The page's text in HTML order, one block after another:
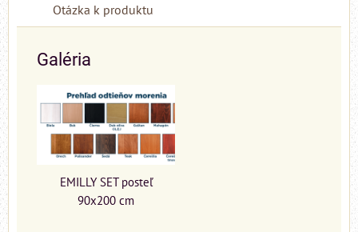
Otázka k produktu
Galéria
EMILLY SET posteľ
90x200 cm